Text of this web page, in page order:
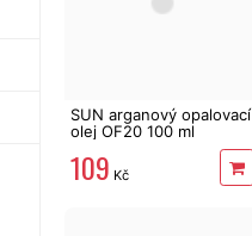
SUN arganový opalovací
olej OF20 100 ml
109 Kč